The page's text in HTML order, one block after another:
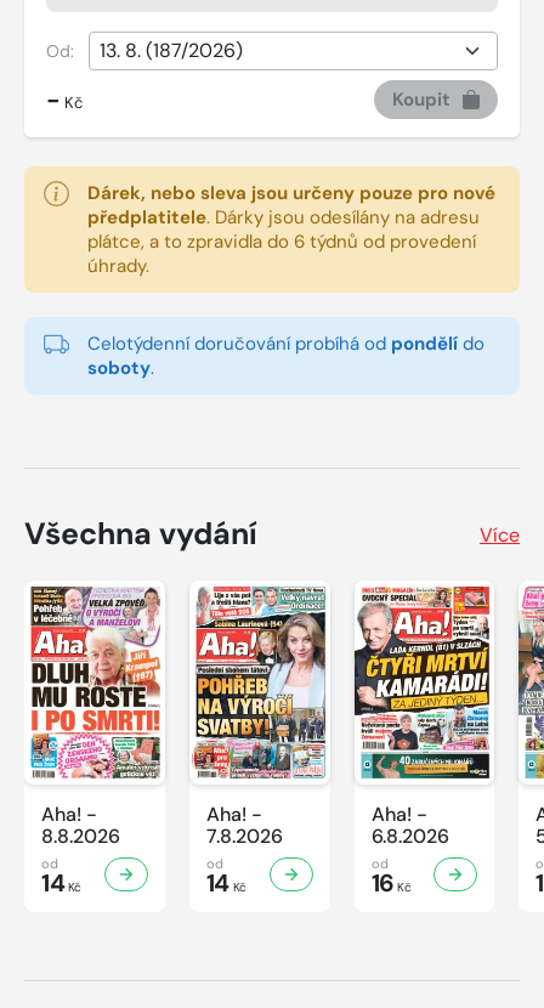
Od:
- Kč Koupit
Dárek, nebo sleva jsou určeny pouze pro nové
předplatitele. Dárky jsou odesílány na adresu
plátce, a to zpravidla do 6 týdnů od provedení
úhrady.
Celotýdenní doručování probíhá od pondělí do
soboty.
Všechna vydání Více
Aha! -
8.8.2026
od
14Kč
Aha! -
7.8.2026
od
14Kč
Aha! -
6.8.2026
od
16 Kč